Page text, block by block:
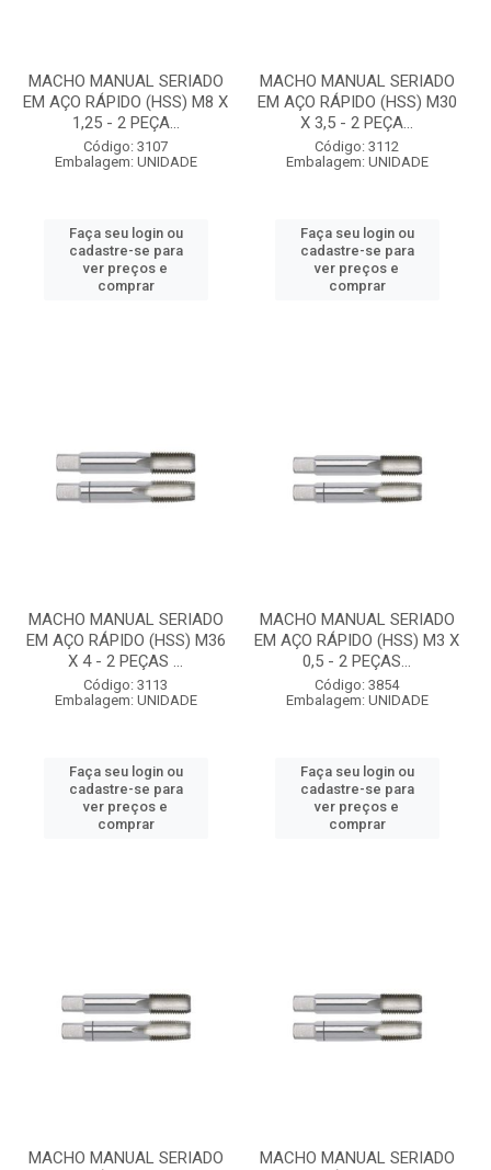
MACHO MANUAL SERIADO
EM AÇO RÁPIDO (HSS) M8 X
1,25 - 2 PEÇA...
Código: 3107
Embalagem: UNIDADE
Faça seu login ou
cadastre-se para
ver preços e
comprar
MACHO MANUAL SERIADO
EM AÇO RÁPIDO (HSS) M30
X 3,5 - 2 PEÇA...
Código: 3112
Embalagem: UNIDADE
Faça seu login ou
cadastre-se para
ver preços e
comprar
MACHO MANUAL SERIADO
EM AÇO RÁPIDO (HSS) M36
X 4 - 2 PEÇAS ...
Código: 3113
Embalagem: UNIDADE
Faça seu login ou
cadastre-se para
ver preços e
comprar
MACHO MANUAL SERIADO
EM AÇO RÁPIDO (HSS) M3 X
0,5 - 2 PEÇAS...
Código: 3854
Embalagem: UNIDADE
Faça seu login ou
cadastre-se para
ver preços e
comprar
MACHO MANUAL SERIADO
MACHO MANUAL SERIADO